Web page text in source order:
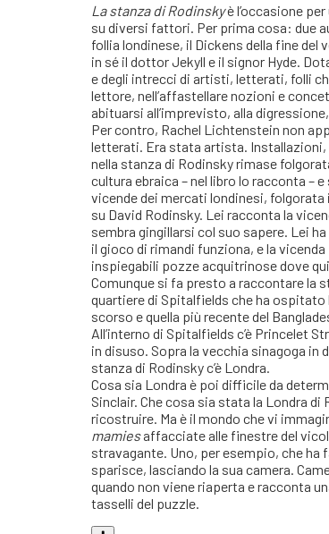
La stanza di Rodinskyè l’occasione
su diversi fattori. Per prima cosa: due
follia londinese, il Dickens della fine
in sé il dottor Jekyll e il signor Hyde.
e degli intrecci di artisti, letterati, folli
lettore, nell’affastellare nozioni e
abituarsi all’imprevisto, alla
Per contro, Rachel Lichtenstein non
letterati. Era stata artista.
nella stanza di Rodinsky rimase
cultura ebraica – nel libro lo racconta –
vicende dei mercati londinesi,
su David Rodinsky. Lei racconta la
sembra gingillarsi col suo sapere. Lei
il gioco di rimandi funziona, e la
inspiegabili pozze acquitrinose dove
Comunque si fa presto a raccontare la
quartiere di Spitalfields che ha ospitato
scorso e quella più recente del
All’interno di Spitalfields c’è Princelet
in disuso. Sopra la vecchia sinagoga in
stanza di Rodinsky c’è Londra.
Cosa sia Londra è poi difficile da
Sinclair. Che cosa sia stata la Londra
ricostruire. Ma è il mondo che vi
mamiesaffacciate alle finestre del
stravagante. Uno, per esempio, che ha
sparisce, lasciando la sua camera.
quando non viene riaperta e racconta
tasselli del puzzle.